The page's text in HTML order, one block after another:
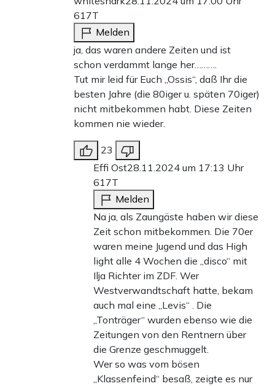
617T
Melden
ja, das waren andere Zeiten und ist
schon verdammt lange her……….
Tut mir leid für Euch „Ossis“, daß Ihr die
besten Jahre (die 80iger u. späten 70iger)
nicht mitbekommen habt. Diese Zeiten
kommen nie wieder.
23
Effi Ost28.11.2024 um 17:13 Uhr
617T
Melden
Na ja, als Zaungäste haben wir diese
Zeit schon mitbekommen. Die 70er
waren meine Jugend und das High
light alle 4 Wochen die „disco“ mit
Ilja Richter im ZDF. Wer
Westverwandtschaft hatte, bekam
auch mal eine „Levis“ . Die
„Tonträger“ wurden ebenso wie die
Zeitungen von den Rentnern über
die Grenze geschmuggelt.
Wer so was vom bösen
„Klassenfeind“ besaß, zeigte es nur